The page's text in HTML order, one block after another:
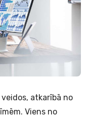
atkarībā no
Viens no